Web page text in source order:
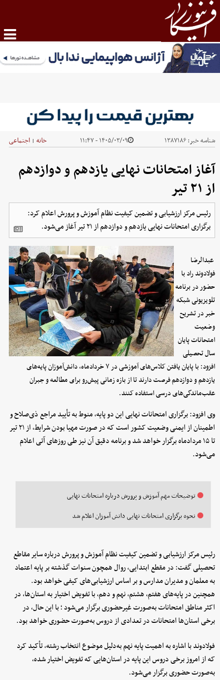
شناسه خبر:۱۳۸۷۱۸۶ ۱۴۰۵/۰۳/۰۹ - ۱۱:۴۷ خانه | اجتماعی
آغاز امتحانات نهایی یازدهم و دوازدهم
از ۲۱ تیر
رئیس مرکز ارزشیابی و تضمین کیفیت نظام آموزش و پرورش اعلام کرد:
برگزاری امتحانات نهایی یازدهم و دوازدهم از ۲۱ تیر آغاز می‌شود.
عبدالرضا
فولادوند راد با
حضور در برنامه
تلویزیونی شبکه
خبر در تشریح
وضعیت
امتحانات پایان
سال تحصیلی
افزود: با پایان یافتن کلاس‌های آموزشی در ۷ خردادماه، دانش‌آموزان پایه‌های
یازدهم و دوازدهم فرصت دارند تا از بازه زمانی پیش‌رو برای مطالعه و جبران
عقب‌ماندگی‌های درسی استفاده کنند.
وی افزود: برگزاری امتحانات نهایی این دو پایه، منوط به تأیید مراجع ذی‌صلاح و
اطمینان از ایمنی وضعیت کشور است که در صورت مهیا بودن شرایط، از ۲۱ تیر
تا ۱۵ مردادماه برگزار خواهد شد و برنامه دقیق آن نیز طی روز‌های آتی اعلام
می‌شود.
توضیحات مهم آموزش و پرورش درباره امتحانات نهایی
نحوه برگزاری امتحانات نهایی دانش آموزان اعلام شد
رئیس مرکز ارزشیابی و تضمین کیفیت نظام آموزش و پرورش درباره سایر مقاطع
تحصیلی گفت: در مقطع ابتدایی، روال همچون سنوات گذشته بر پایه اعتماد
به معلمان و مدیران مدارس و بر اساس ارزشیابی‌های کیفی خواهد بود.
همچنین در پایه‌های هفتم، هشتم، نهم و دهم، با تفویض اختیار به استان‌ها، در
اکثر مناطق امتحانات به‌صورت غیرحضوری برگزار می‌شود ؛ با این حال، در
برخی استان‌ها امتحانات در تعدادی از دروس به‌صورت حضوری خواهد بود.
فولادوند با اشاره به اهمیت پایه نهم به‌دلیل موضوع انتخاب رشته، تأکید کرد
که از امروز برخی دروس این پایه در استان‌هایی که تفویض اختیار شده،
به‌صورت حضوری برگزار می‌شود.